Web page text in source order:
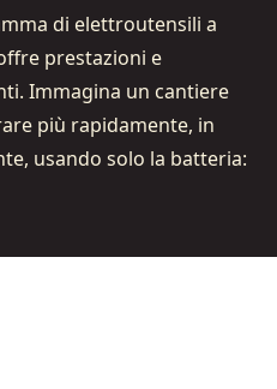
di elettroutensili a
prestazioni e
Immagina un cantiere
più rapidamente, in
usando solo la batteria: